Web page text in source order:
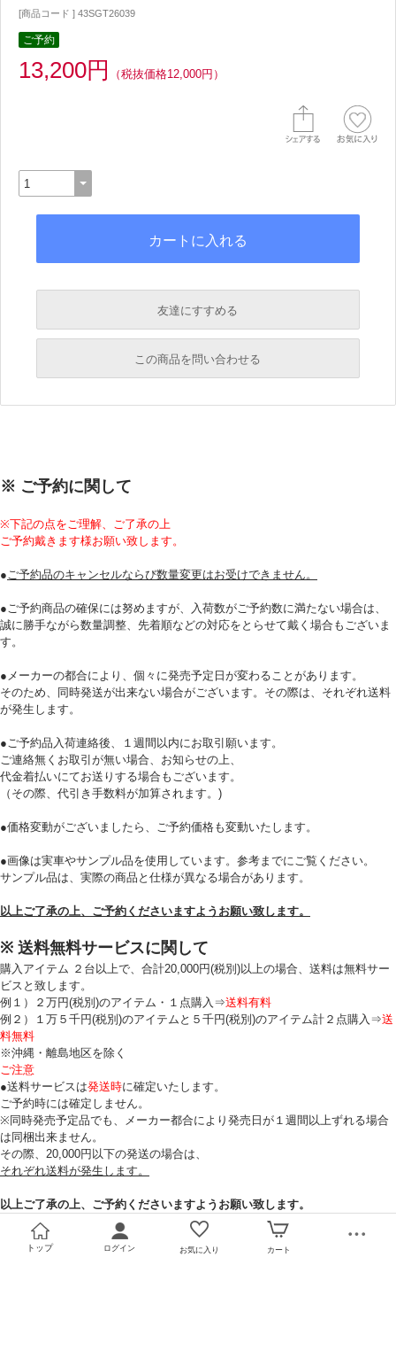
[商品コード ] 43SGT26039
ご予約
13,200円 （税抜価格12,000円）
友達にすすめる
必須
この商品を問い合わせる
プライバシーポリシーを確認しました。
※ ご予約に関して
※下記の点をご理解、ご了承の上
ご予約戴きます様お願い致します。
●ご予約品のキャンセルならび数量変更はお受けできません。
●ご予約商品の確保には努めますが、入荷数がご予約数に満たない場合は、
誠に勝手ながら数量調整、先着順などの対応をとらせて戴く場合もございま
す。
●メーカーの都合により、個々に発売予定日が変わることがあります。
そのため、同時発送が出来ない場合がございます。その際は、それぞれ送料
が発生します。
●ご予約品入荷連絡後、１週間以内にお取引願います。
ご連絡無くお取引が無い場合、お知らせの上、
代金着払いにてお送りする場合もございます。
（その際、代引き手数料が加算されます。)
●価格変動がございましたら、ご予約価格も変動いたします。
●画像は実車やサンプル品を使用しています。参考までにご覧ください。
サンプル品は、実際の商品と仕様が異なる場合があります。
以上ご了承の上、ご予約くださいますようお願い致します。
※ 送料無料サービスに関して
購入アイテム ２台以上で、合計20,000円(税別)以上の場合、送料は無料サー
ビスと致します。
例１）２万円(税別)のアイテム・１点購入⇒送料有料
例２）１万５千円(税別)のアイテムと５千円(税別)のアイテム計２点購入⇒送
料無料
※沖縄・離島地区を除く
ご注意
●送料サービスは発送時に確定いたします。
ご予約時には確定しません。
※同時発売予定品でも、メーカー都合により発売日が１週間以上ずれる場合
は同梱出来ません。
その際、20,000円以下の発送の場合は、
それぞれ送料が発生します。
以上ご了承の上、ご予約くださいますようお願い致します。
トップ ログイン お気に入り カート